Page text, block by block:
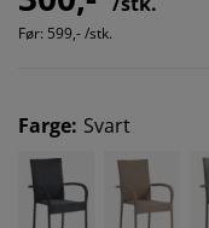
Før: 599,- /stk.
Farge: Svart